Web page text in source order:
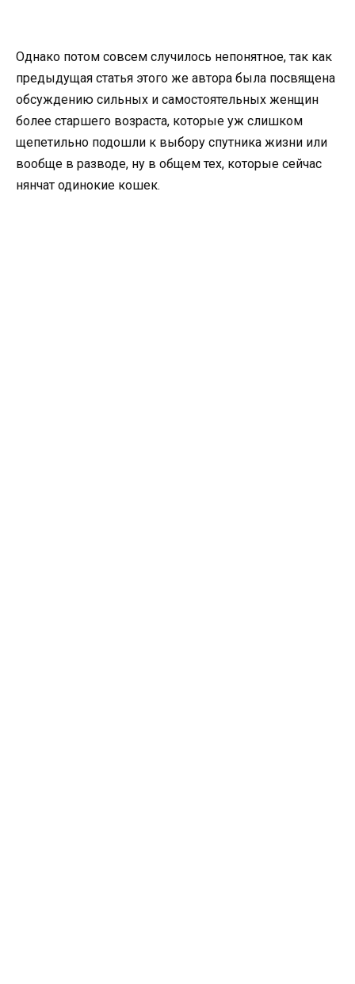
Однако потом совсем случилось непонятное, так как
предыдущая статья этого же автора была посвящена
обсуждению сильных и самостоятельных женщин
более старшего возраста, которые уж слишком
щепетильно подошли к выбору спутника жизни или
вообще в разводе, ну в общем тех, которые сейчас
нянчат одинокие кошек.